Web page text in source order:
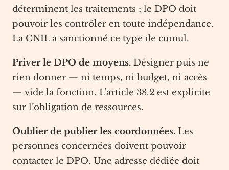
déterminent les traitements ; le DPO doit
pouvoir les contrôler en toute indépendance.
La CNIL a sanctionné ce type de cumul.
Priver le DPO de moyens. Désigner puis ne
rien donner — ni temps, ni budget, ni accès
— vide la fonction. L’article 38.2 est explicite
sur l’obligation de ressources.
Oublier de publier les coordonnées. Les
personnes concernées doivent pouvoir
contacter le DPO. Une adresse dédiée doit